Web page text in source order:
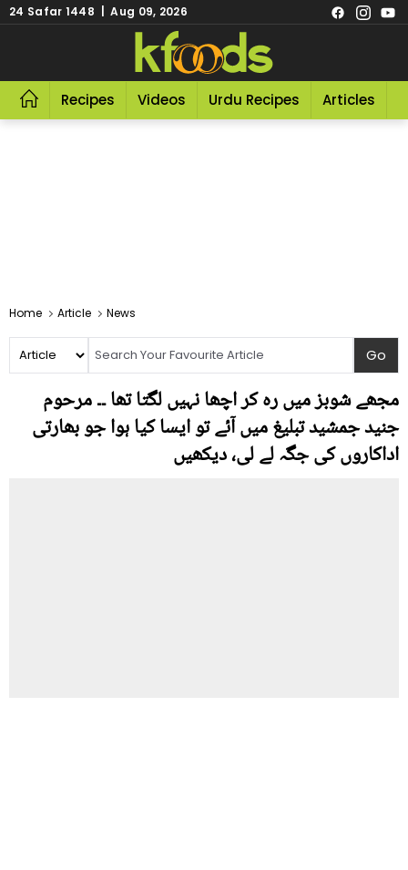
24 Safar 1448 | Aug 09, 2026
Recipes Videos Urdu Recipes Articles
Home Article News
مجھے شوبز میں رہ کر اچھا نہیں لگتا تھا ۔۔ مرحوم
جنید جمشید تبلیغ میں آئے تو ایسا کیا ہوا جو بھارتی
اداکاروں کی جگہ لے لی، دیکھیں